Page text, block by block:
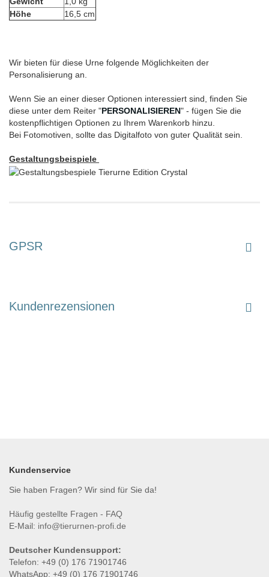
Höhe
16,5 cm
Wir bieten für diese Urne folgende Möglichkeiten der
Personalisierung an.
Wenn Sie an einer dieser Optionen interessiert sind, finden Sie
diese unter dem Reiter "PERSONALISIEREN" - fügen Sie die
kostenpflichtigen Optionen zu Ihrem Warenkorb hinzu.
Bei Fotomotiven, sollte das Digitalfoto von guter Qualität sein.
Gestaltungsbeispiele
GPSR
Kundenrezensionen
Kundenservice
Sie haben Fragen? Wir sind für Sie da!
Häufig gestellte Fragen - FAQ
E-Mail: info@tierurnen-profi.de
Deutscher Kundensupport:
Telefon: +49 (0) 176 71901746
WhatsApp: +49 (0) 176 71901746